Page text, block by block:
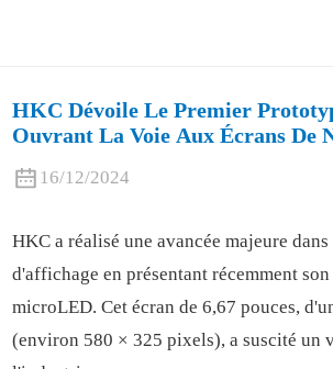
HKC Dévoile Le Premier
Ouvrant La Voie Aux Écrans De
16/12/2024
HKC a réalisé une avancée majeure
d'affichage en présentant récemment
microLED. Cet écran de 6,67 pouces,
(environ 580 × 325 pixels), a suscité un